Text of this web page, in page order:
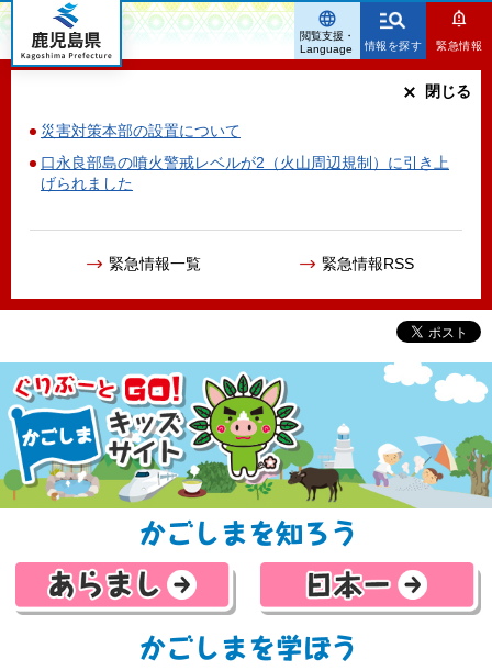
鹿児島県
情報を探す 緊急情報
災害対策本部の設置について
口永良部島の噴火警戒レベルが2（火山周辺規制）に引き上
げられました
緊急情報一覧 緊急情報RSS
閉じる
閲覧支援・
Language
ぐりぶーとGO！かごしまキッズサイト
かごしまを知ろう
かごしまを学ぼう